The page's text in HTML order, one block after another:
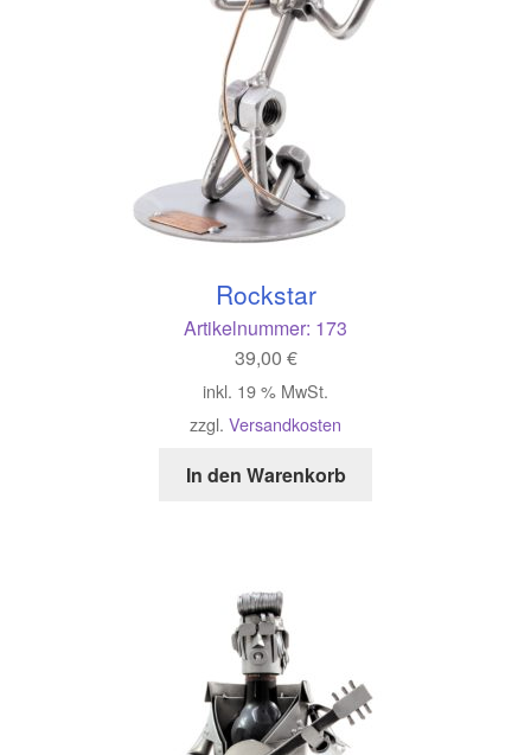
Rockstar
Artikelnummer: 173
39,00 €
inkl. 19 % MwSt.
zzgl. Versandkosten
In den Warenkorb